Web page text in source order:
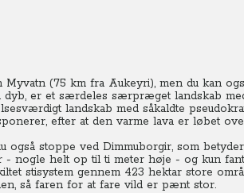
Myvatn (75 km fra Aukeyri), men du kan
er et særdeles særpræget landskab
landskab med såkaldte
efter at den varme lava er løbet
også stoppe ved Dimmuborgir, som
- nogle helt op til ti meter høje - og kun
stisystem gennem 423 hektar store
så faren for at fare vild er pænt stor.